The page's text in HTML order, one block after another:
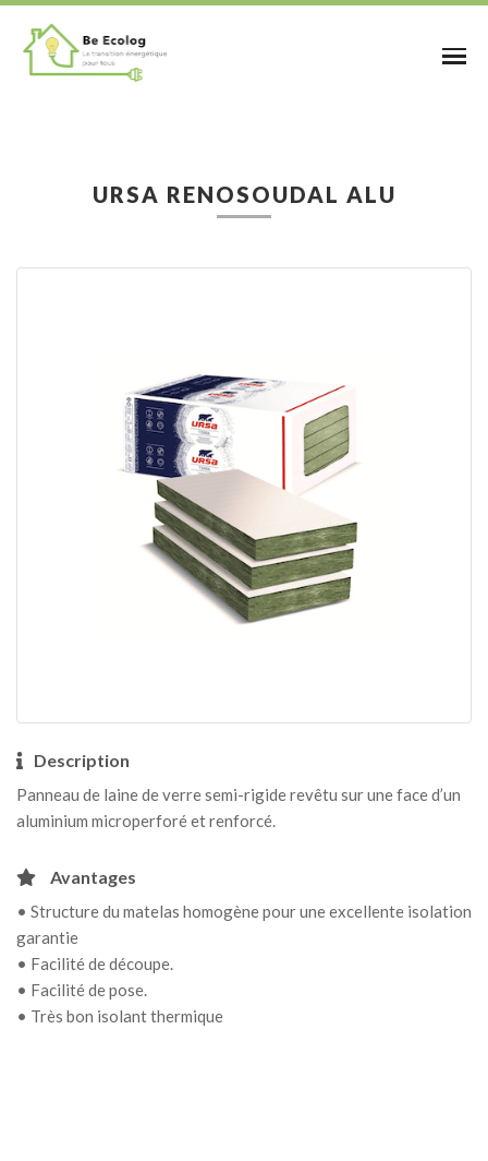
URSA RENOSOUDAL ALU
Description
Panneau de laine de verre semi-rigide revêtu sur une face d’un
aluminium microperforé et renforcé.
Avantages
• Structure du matelas homogène pour une excellente isolation
garantie
• Facilité de découpe.
• Facilité de pose.
• Très bon isolant thermique